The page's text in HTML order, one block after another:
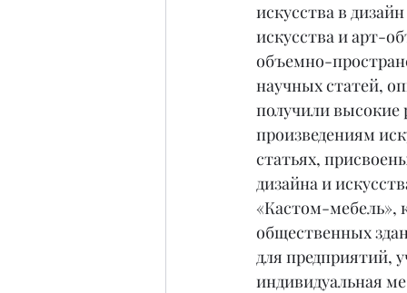
искусства в
искусства и арт-
объемно-
научных статей,
получили
произведениям
статьях,
дизайна и
«Кастом-мебель»,
общественных
для предприятий,
индивидуальная